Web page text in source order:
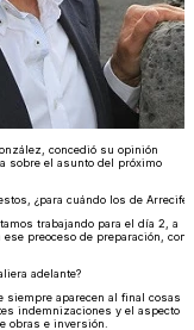
concedió su opinión
sobre el asunto del próximo
¿para cuándo los de Arrecife?
trabajando para el día 2, a
preoceso de preparación, con
adelante?
siempre aparecen al final cosas
indemnizaciones y el aspecto
obras e inversión.